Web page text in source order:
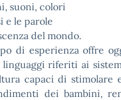
suoni, colori
e le parole
del mondo.
di esperienza offre
linguaggi riferiti ai
capaci di stimolare
dei bambini,